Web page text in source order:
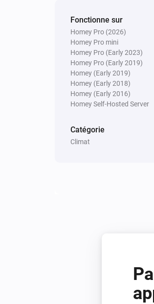
Fonctionne sur
Homey Pro (2026)
Homey Pro mini
Homey Pro (Early 2023)
Homey Pro (Early 2019)
Homey (Early 2019)
Homey (Early 2018)
Homey (Early 2016)
Homey Self-Hosted Server
Catégorie
Climat